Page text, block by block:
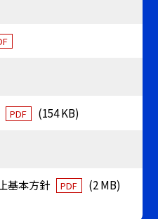
PDF (154 KB)
基本方針 PDF (2 MB)